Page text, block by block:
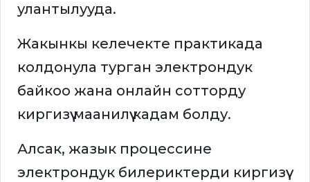
улантылууда.
Жакынкы келечекте практикада
колдонула турган электрондук
байкоо жана онлайн сотторду
киргизүү маанилүү кадам болду.
Алсак, жазык процессине
электрондук билериктерди киргизүү